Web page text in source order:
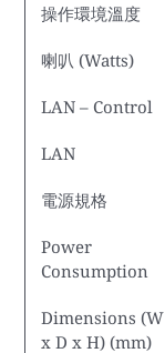
操作環境溫度
喇叭 (Watts)
LAN – Control
LAN
電源規格
Power
Consumption
Dimensions (W
x D x H) (mm)